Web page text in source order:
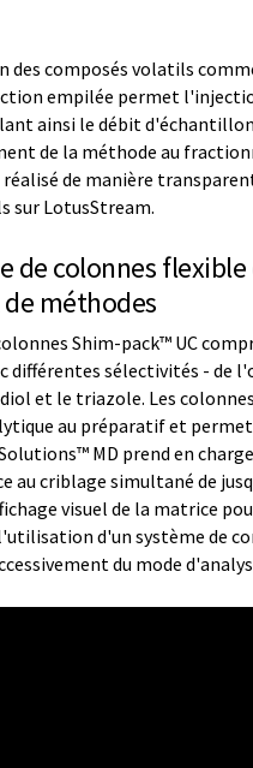
des composés volatils
empilée permet
ainsi le débit
de la méthode au
de manière
sur LotusStream.
de colonnes
méthodes
Shim-pack™ UC
différentes sélectivités - de
et le triazole. Les
au préparatif et
MD prend en
au criblage simultané de
visuel de la matrice
d'un système de
du mode